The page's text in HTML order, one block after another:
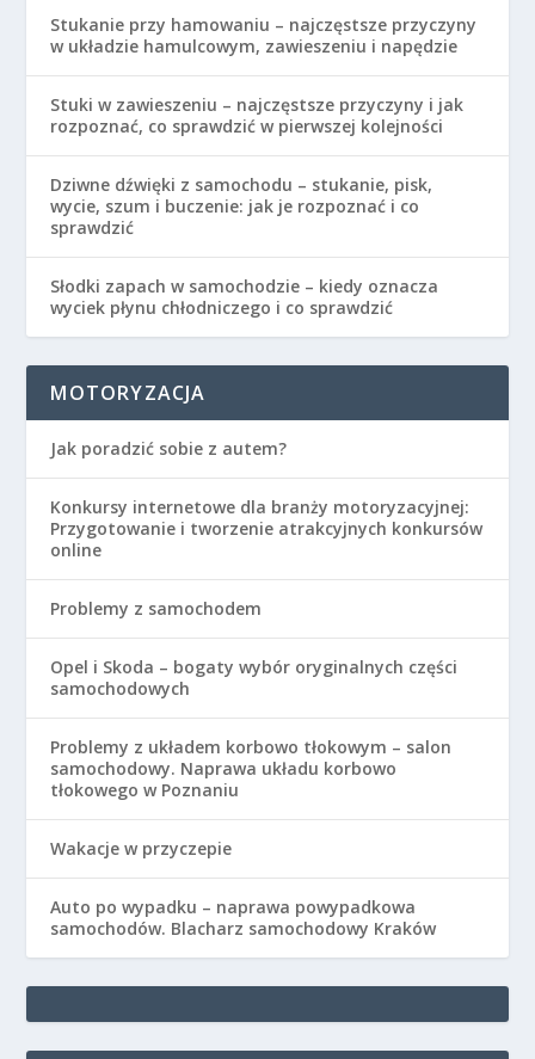
Stukanie przy hamowaniu – najczęstsze przyczyny
w układzie hamulcowym, zawieszeniu i napędzie
Stuki w zawieszeniu – najczęstsze przyczyny i jak
rozpoznać, co sprawdzić w pierwszej kolejności
Dziwne dźwięki z samochodu – stukanie, pisk,
wycie, szum i buczenie: jak je rozpoznać i co
sprawdzić
Słodki zapach w samochodzie – kiedy oznacza
wyciek płynu chłodniczego i co sprawdzić
MOTORYZACJA
Jak poradzić sobie z autem?
Konkursy internetowe dla branży motoryzacyjnej:
Przygotowanie i tworzenie atrakcyjnych konkursów
online
Problemy z samochodem
Opel i Skoda – bogaty wybór oryginalnych części
samochodowych
Problemy z układem korbowo tłokowym – salon
samochodowy. Naprawa układu korbowo
tłokowego w Poznaniu
Wakacje w przyczepie
Auto po wypadku – naprawa powypadkowa
samochodów. Blacharz samochodowy Kraków